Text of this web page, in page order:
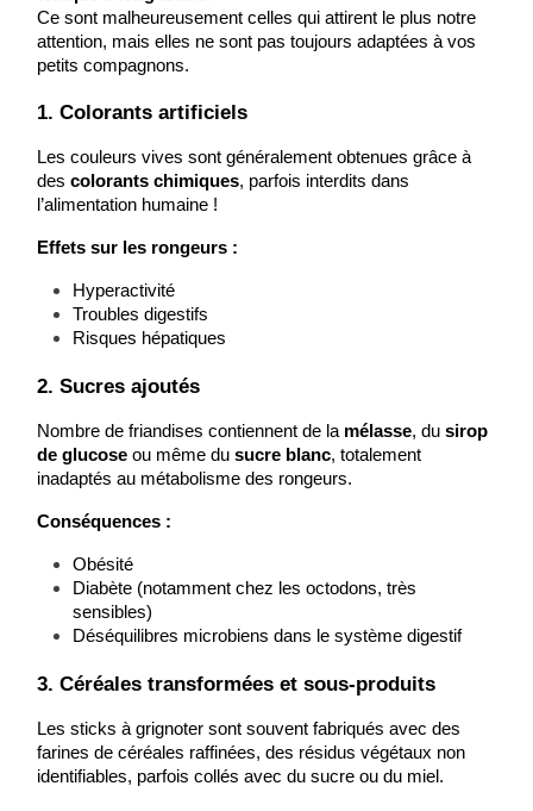
Ce sont malheureusement celles qui attirent le plus notre
attention, mais elles ne sont pas toujours adaptées à vos
petits compagnons.
1. Colorants artificiels
Les couleurs vives sont généralement obtenues grâce à
des colorants chimiques, parfois interdits dans
l’alimentation humaine !
Effets sur les rongeurs :
Hyperactivité
Troubles digestifs
Risques hépatiques
2. Sucres ajoutés
Nombre de friandises contiennent de la mélasse, du sirop
de glucose ou même du sucre blanc, totalement
inadaptés au métabolisme des rongeurs.
Conséquences :
Obésité
Diabète (notamment chez les octodons, très
sensibles)
Déséquilibres microbiens dans le système digestif
3. Céréales transformées et sous-produits
Les sticks à grignoter sont souvent fabriqués avec des
farines de céréales raffinées, des résidus végétaux non
identifiables, parfois collés avec du sucre ou du miel.